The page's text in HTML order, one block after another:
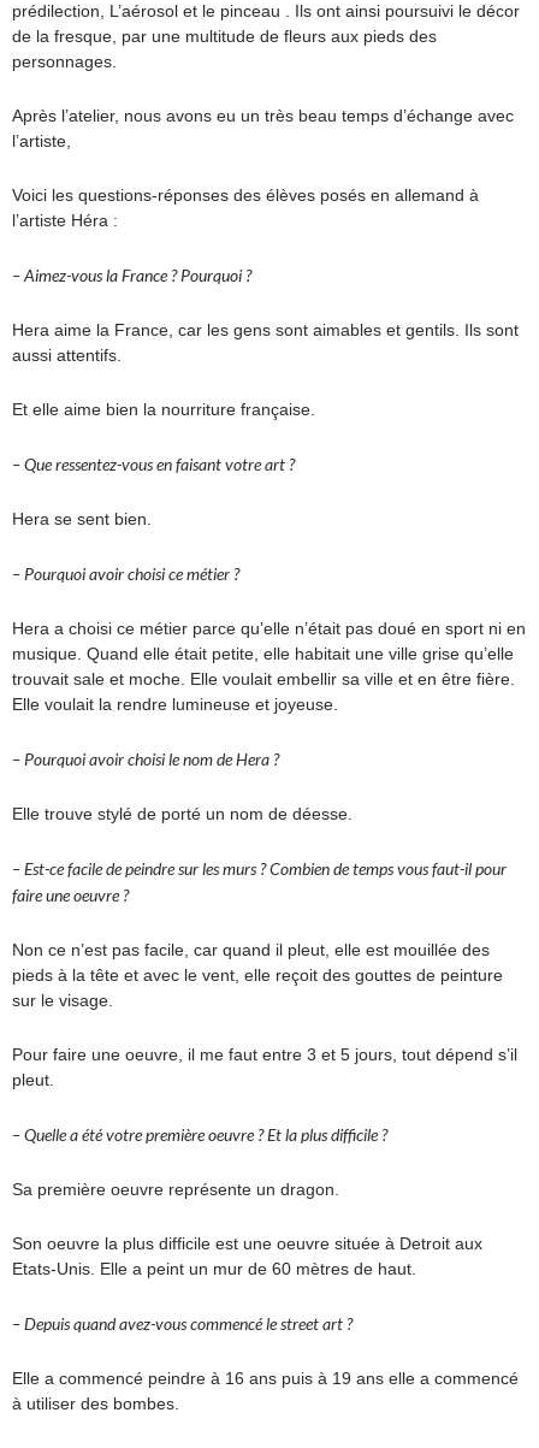
prédilection, L’aérosol et le pinceau . Ils ont ainsi poursuivi le décor
de la fresque, par une multitude de fleurs aux pieds des
personnages.
Après l’atelier, nous avons eu un très beau temps d’échange avec
l’artiste,
Voici les questions-réponses des élèves posés en allemand à
l’artiste Héra :
– Aimez-vous la France ? Pourquoi ?
Hera aime la France, car les gens sont aimables et gentils. Ils sont
aussi attentifs.
Et elle aime bien la nourriture française.
– Que ressentez-vous en faisant votre art ?
Hera se sent bien.
– Pourquoi avoir choisi ce métier ?
Hera a choisi ce métier parce qu’elle n’était pas doué en sport ni en
musique. Quand elle était petite, elle habitait une ville grise qu’elle
trouvait sale et moche. Elle voulait embellir sa ville et en être fière.
Elle voulait la rendre lumineuse et joyeuse.
– Pourquoi avoir choisi le nom de Hera ?
Elle trouve stylé de porté un nom de déesse.
– Est-ce facile de peindre sur les murs ? Combien de temps vous faut-il pour
faire une oeuvre ?
Non ce n’est pas facile, car quand il pleut, elle est mouillée des
pieds à la tête et avec le vent, elle reçoit des gouttes de peinture
sur le visage.
Pour faire une oeuvre, il me faut entre 3 et 5 jours, tout dépend s’il
pleut.
– Quelle a été votre première oeuvre ? Et la plus difficile ?
Sa première oeuvre représente un dragon.
Son oeuvre la plus difficile est une oeuvre située à Detroit aux
Etats-Unis. Elle a peint un mur de 60 mètres de haut.
– Depuis quand avez-vous commencé le street art ?
Elle a commencé peindre à 16 ans puis à 19 ans elle a commencé
à utiliser des bombes.